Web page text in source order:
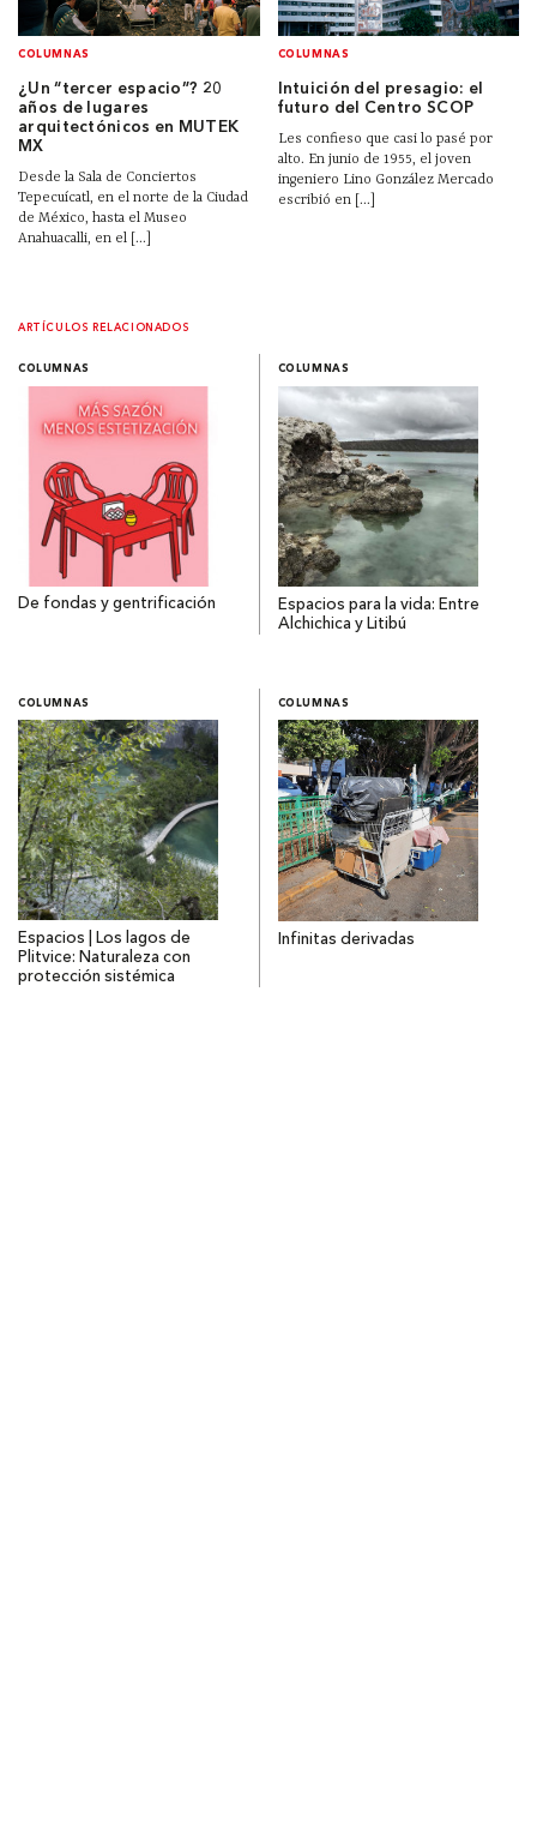
COLUMNAS
¿Un “tercer espacio”? 20
años de lugares
arquitectónicos en MUTEK
MX
Desde la Sala de Conciertos
Tepecuícatl, en el norte de la Ciudad
de México, hasta el Museo
Anahuacalli, en el [...]
COLUMNAS
Intuición del presagio: el
futuro del Centro SCOP
Les confieso que casi lo pasé por
alto. En junio de 1955, el joven
ingeniero Lino González Mercado
escribió en [...]
ARTÍCULOS RELACIONADOS
COLUMNAS
De fondas y gentrificación
COLUMNAS
Espacios para la vida: Entre
Alchichica y Litibú
COLUMNAS
Espacios | Los lagos de
Plitvice: Naturaleza con
protección sistémica
COLUMNAS
Infinitas derivadas